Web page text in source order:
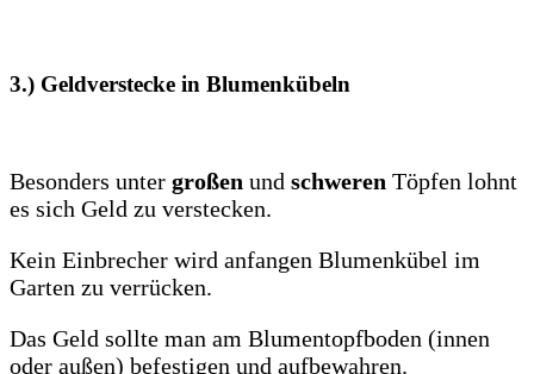
3.) Geldverstecke in Blumenkübeln
Besonders unter großen und schweren Töpfen lohnt
es sich Geld zu verstecken.
Kein Einbrecher wird anfangen Blumenkübel im
Garten zu verrücken.
Das Geld sollte man am Blumentopfboden (innen
oder außen) befestigen und aufbewahren.